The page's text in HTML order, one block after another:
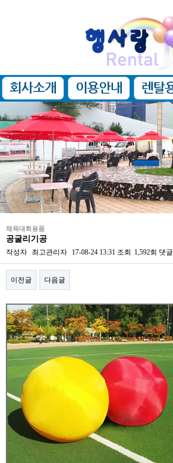
체육대회용품
공굴리기공
작성자 최고관리자 17-08-24 13:31 조회 1,592회 댓글
이전글 다음글
본문